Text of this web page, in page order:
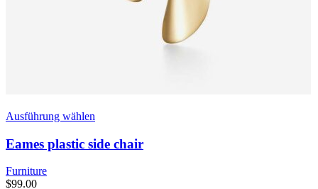
Ausführung wählen
Eames plastic side chair
Furniture
$99.00